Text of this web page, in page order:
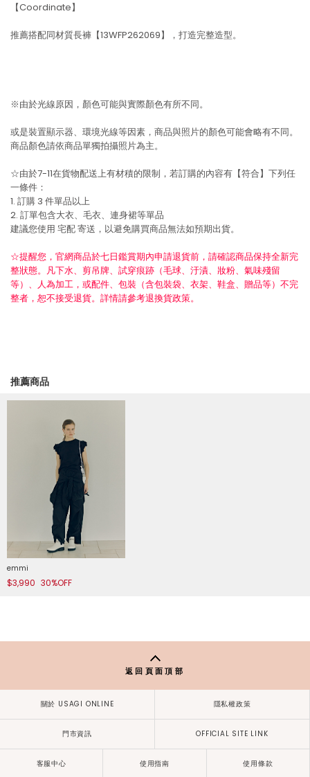
【Coordinate】
推薦搭配同材質長褲【13WFP262069】，打造完整造型。
※由於光線原因，顏色可能與實際顏色有所不同。
或是裝置顯示器、環境光線等因素，商品與照片的顏色可能會略有不同。
商品顏色請依商品單獨拍攝照片為主。
☆由於7-11在貨物配送上有材積的限制，若訂購的內容有【符合】下列任
一條件：
1. 訂購 3 件單品以上
2. 訂單包含大衣、毛衣、連身裙等單品
建議您使用 宅配寄送，以避免購買商品無法如預期出貨。
☆提醒您，官網商品於七日鑑賞期內申請退貨前，請確認商品保持全新完
整狀態。凡下水、剪吊牌、試穿痕跡（毛球、汙漬、妝粉、氣味殘留
等）、人為加工，或配件、包裝（含包裝袋、衣架、鞋盒、贈品等）不完
整者，恕不接受退貨。詳情請參考退換貨政策。
推薦商品
emmi
$3,990 30%OFF
返回頁面頂部
關於 USAGI ONLINE 隱私權政策
門市資訊 OFFICIAL SITE LINK
客服中心 使用指南 使用條款